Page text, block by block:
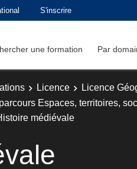
S'inscrire
une formation Par
Licence
Licence
Espaces, territoires,
médiévale